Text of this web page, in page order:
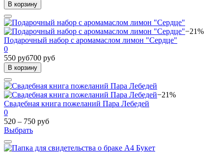
В корзину
−21%
Подарочный набор с аромамаслом лимон "Сердце"
0
550 руб700 руб
В корзину
−21%
Свадебная книга пожеланий Пара Лебедей
0
520 – 750 руб
Выбрать